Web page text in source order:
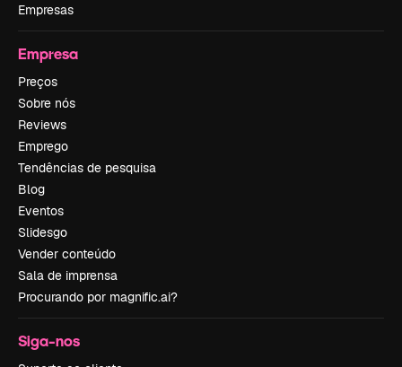
Empresas
Empresa
Preços
Sobre nós
Reviews
Emprego
Tendências de pesquisa
Blog
Eventos
Slidesgo
Vender conteúdo
Sala de imprensa
Procurando por magnific.ai?
Siga-nos